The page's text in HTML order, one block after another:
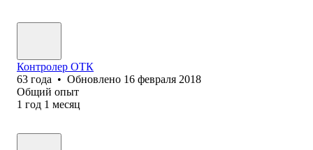
Контролер ОТК
63 года • Обновлено 16 февраля 2018
Общий опыт
1 год 1 месяц